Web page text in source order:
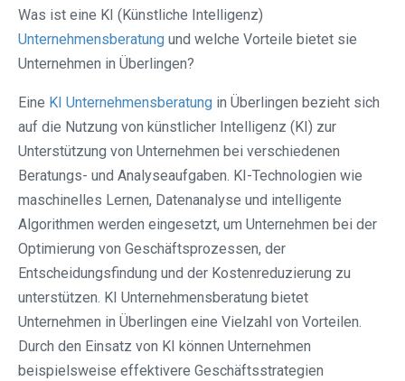
Was ist eine KI (Künstliche Intelligenz)
Unternehmensberatung und welche Vorteile bietet sie
Unternehmen in Überlingen?
Eine KI Unternehmensberatung in Überlingen bezieht sich
auf die Nutzung von künstlicher Intelligenz (KI) zur
Unterstützung von Unternehmen bei verschiedenen
Beratungs- und Analyseaufgaben. KI-Technologien wie
maschinelles Lernen, Datenanalyse und intelligente
Algorithmen werden eingesetzt, um Unternehmen bei der
Optimierung von Geschäftsprozessen, der
Entscheidungsfindung und der Kostenreduzierung zu
unterstützen. KI Unternehmensberatung bietet
Unternehmen in Überlingen eine Vielzahl von Vorteilen.
Durch den Einsatz von KI können Unternehmen
beispielsweise effektivere Geschäftsstrategien